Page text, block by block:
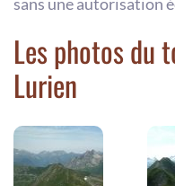
Les photos du
Lurien